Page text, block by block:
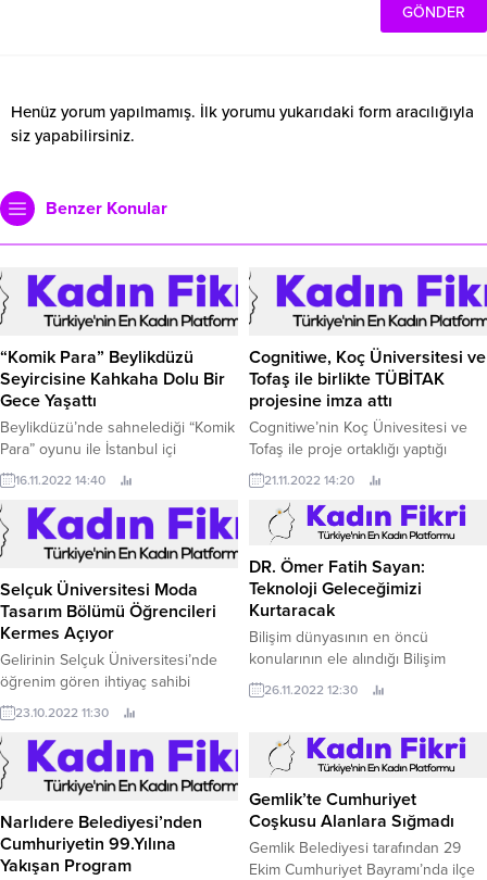
Henüz yorum yapılmamış. İlk yorumu yukarıdaki form aracılığıyla
siz yapabilirsiniz.
Benzer Konular
“Komik Para” Beylikdüzü
Seyircisine Kahkaha Dolu Bir
Gece Yaşattı
Beylikdüzü’nde sahnelediği “Komik
Para” oyunu ile İstanbul içi
turnelerine devam eden İBB Şehir
Tiyatroları, seyircisine keyifli bir
gece yaşattı.
16.11.2022 14:40
Cognitiwe, Koç Üniversitesi ve
Tofaş ile birlikte TÜBİTAK
projesine imza attı
Cognitiwe’nin Koç Ünivesitesi ve
Tofaş ile proje ortaklığı yaptığı
“Üretim Ortamında Hareket ve
Aktivitelerin Görüntü İşleme ile
Takibi ve Analizi” projesi,
TÜBİTAK'ın Yapay Zeka Ekosistem
Çağrısı kapsamında desteklenmeye
değer bulundu.
21.11.2022 14:20
Selçuk Üniversitesi Moda
Tasarım Bölümü Öğrencileri
Kermes Açıyor
Gelirinin Selçuk Üniversitesi’nde
öğrenim gören ihtiyaç sahibi
öğrencilere harcanacağı kermes 27
Ekim Perşembe günü saat: 10:00
da açılacak.
23.10.2022 11:30
DR. Ömer Fatih Sayan:
Teknoloji Geleceğimizi
Kurtaracak
Bilişim dünyasının en öncü
konularının ele alındığı Bilişim
Zirvesi, “Dünyayı Teknoloji
Kurtaracak” ana temasıyla 24 Kasım
gerçekleştirildi.
26.11.2022 12:30
Narlıdere Belediyesi’nden
Cumhuriyetin 99.Yılına
Yakışan Program
Gemlik’te Cumhuriyet
Coşkusu Alanlara Sığmadı
Gemlik Belediyesi tarafından 29
Ekim Cumhuriyet Bayramı’nda ilçe